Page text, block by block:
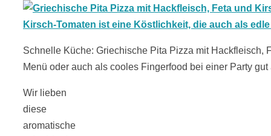
Schnelle Küche: Griechische Pita Pizza mit Hackfleisch,
Menü oder auch als cooles Fingerfood bei einer Party gut
Wir lieben
diese
aromatische
18 Lieblings-
Ausflugsziele